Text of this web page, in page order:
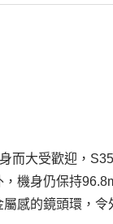
而大受歡迎，
機身仍保持
感的鏡頭環，令